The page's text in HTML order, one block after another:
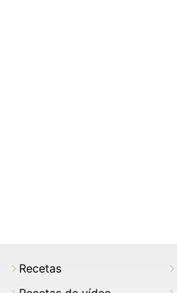
Recetas